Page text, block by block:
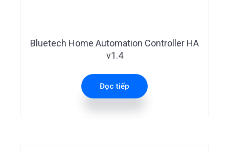
Bluetech Home Automation Controller HA
v1.4
Đọc tiếp